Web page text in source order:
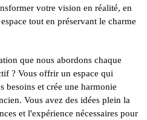
votre vision en réalité, en
tout en préservant le charme
que nous abordons chaque
? Vous offrir un espace qui
besoins et crée une harmonie
Vous avez des idées plein la
et l'expérience nécessaires pour